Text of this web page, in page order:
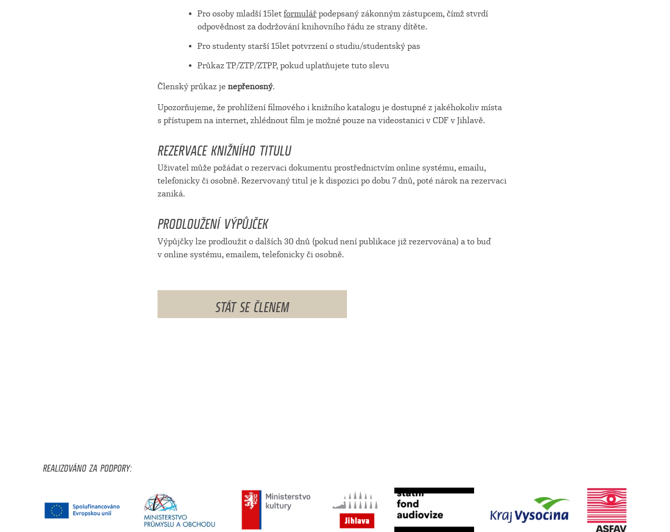
Pro osoby mladší 15letformulář podepsaný zákonným zástupcem, čímž stvrdí
odpovědnost za dodržování knihovního řádu ze strany dítěte.
Pro studenty starší 15let potvrzení o studiu/studentský pas
Průkaz TP/ZTP/ZTPP, pokud uplatňujete tuto slevu
Členský průkaz jenepřenosný.
Upozorňujeme, že prohlížení filmového i knižního katalogu je dostupné z jakéhokoliv místa
s přístupem na internet, zhlédnout film je možné pouze na videostanici v CDF v Jihlavě.
REZERVACE KNIŽNÍHO TITULU
Uživatel může požádat o rezervaci dokumentu prostřednictvím online systému, emailu,
telefonicky či osobně. Rezervovaný titul je k dispozici po dobu 7 dnů, poté nárok na rezervaci
zaniká.
PRODLOUŽENÍ VÝPŮJČEK
Výpůjčky lze prodloužit o dalších 30 dnů (pokud není publikace již rezervována) a to buď
v online systému, emailem, telefonicky či osobně.
STÁT SE ČLENEM
REALIZOVÁNO ZA PODPORY: